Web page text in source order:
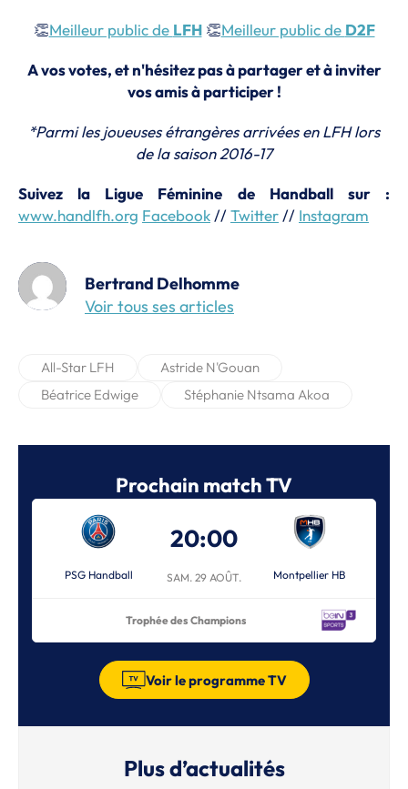
👏Meilleur public de LFH👏Meilleur public de D2F
A vos votes, et n'hésitez pas à partager et à inviter
vos amis à participer !
*Parmi les joueuses étrangères arrivées en LFH lors
de la saison 2016-17
Suivez la Ligue Féminine de Handball sur :
www.handlfh.org Facebook //Twitter // Instagram
Bertrand Delhomme
Voir tous ses articles
All-Star LFH
Astride N'Gouan
Béatrice Edwige
Stéphanie Ntsama Akoa
Prochain match TV
PSG Handball
20:00
SAM. 29 AOÛT. Montpellier HB
Trophée des Champions
Voir le programme TV
Plus d’actualités